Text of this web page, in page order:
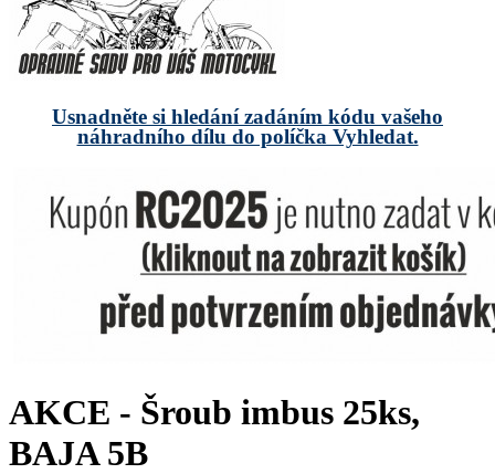
Usnadněte si hledání zadáním kódu vašeho
náhradního dílu do políčka Vyhledat.
AKCE - Šroub imbus 25ks,
BAJA 5B